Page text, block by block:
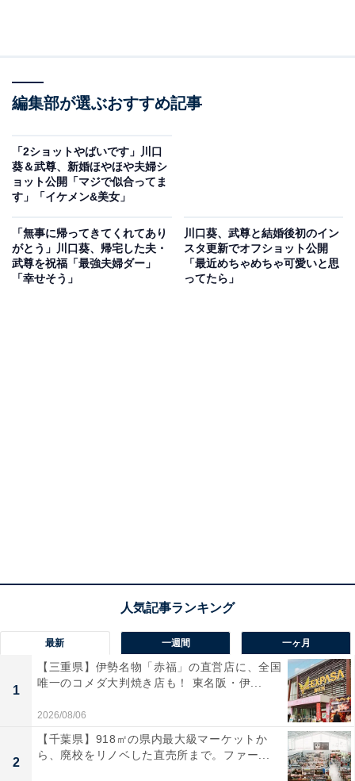
編集部が選ぶおすすめ記事
「2ショットやばいです」川口
葵＆武尊、新婚ほやほや夫婦シ
ョット公開「マジで似合ってま
す」「イケメン&美女」
「無事に帰ってきてくれてあり
がとう」川口葵、帰宅した夫・
武尊を祝福「最強夫婦ダー」
「幸せそう」
川口葵、武尊と結婚後初のイン
スタ更新でオフショット公開
「最近めちゃめちゃ可愛いと思
ってたら」
最新 一週間 一ヶ月
1
【三重県】伊勢名物「赤福」の直営店に、全国
唯一のコメダ大判焼き店も！ 東名阪・伊...
2026/08/06
2
【千葉県】918㎡の県内最大級マーケットか
ら、廃校をリノベした直売所まで。ファー...